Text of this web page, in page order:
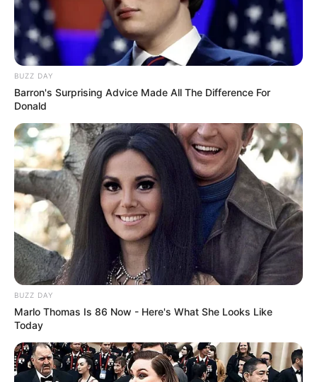
BUZZ DAY
Barron's Surprising Advice Made All The Difference For
Donald
BUZZ DAY
Marlo Thomas Is 86 Now - Here's What She Looks Like
Today